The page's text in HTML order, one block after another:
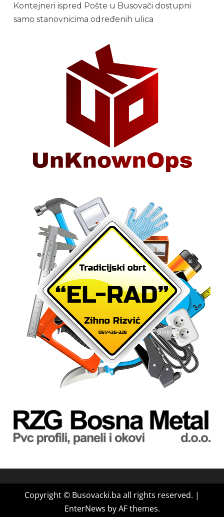
Kontejneri ispred Pošte u Busovači dostupni
samo stanovnicima određenih ulica
Copyright © Busovacki.ba all rights reserved. |
EnterNews by AF themes.